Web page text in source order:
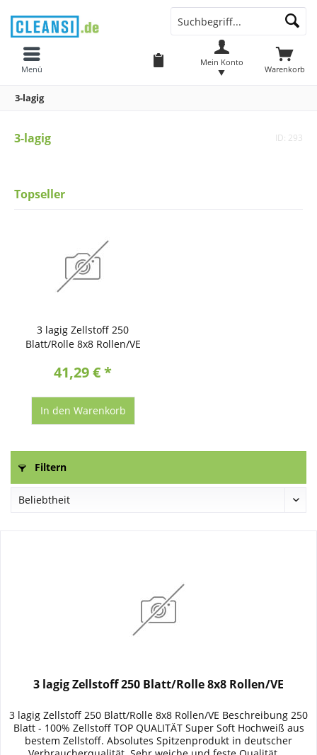
Warenkorb
Mein Konto
Menü
3-lagig
3-lagig ID: 293
Topseller
3 lagig Zellstoff 250
Blatt/Rolle 8x8 Rollen/VE
41,29 € *
In den Warenkorb
Filtern
3 lagig Zellstoff 250 Blatt/Rolle 8x8 Rollen/VE
3 lagig Zellstoff 250 Blatt/Rolle 8x8 Rollen/VE Beschreibung 250
Blatt - 100% Zellstoff TOP QUALITÄT Super Soft Hochweiß aus
bestem Zellstoff. Absolutes Spitzenprodukt in deutscher